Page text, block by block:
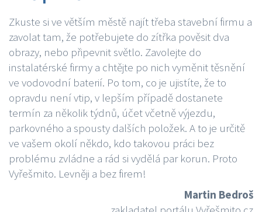
Zkuste si ve větším městě najít třeba stavební firmu a
zavolat tam, že potřebujete do zítřka pověsit dva
obrazy, nebo připevnit světlo. Zavolejte do
instalatérské firmy a chtějte po nich vyměnit těsnění
ve vodovodní baterií. Po tom, co je ujistíte, že to
opravdu není vtip, v lepším případě dostanete
termín za několik týdnů, účet včetně výjezdu,
parkovného a spousty dalších položek. A to je určitě
ve vašem okolí někdo, kdo takovou práci bez
problému zvládne a rád si vydělá par korun. Proto
Vyřešmito. Levněji a bez firem!
Martin Bedroš